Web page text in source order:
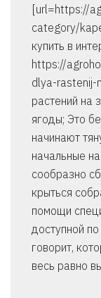
[url=https://
category/
купить в
https://
dlya-rastenij-
растений на
ягоды; Это
начинают
начальные
сообразно
крыться
помощи
доступной
говорит,
весь равно